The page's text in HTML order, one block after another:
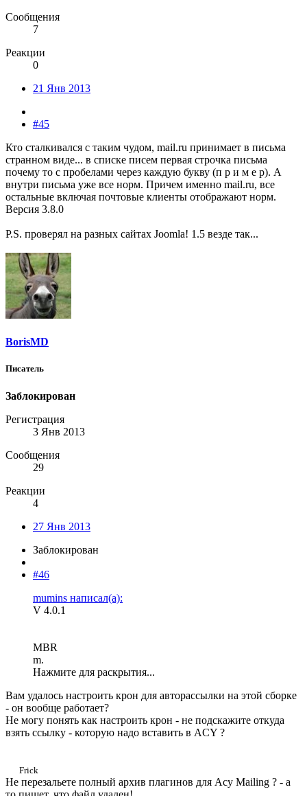
Сообщения
7
Реакции
0
21 Янв 2013
#45
Кто сталкивался с таким чудом, mail.ru принимает в письма
странном виде... в списке писем первая строчка письма
почему то с пробелами через каждую букву (п р и м е р). А
внутри письма уже все норм. Причем именно mail.ru, все
остальные включая почтовые клиенты отображают норм.
Версия 3.8.0
P.S. проверял на разных сайтах Joomla! 1.5 везде так...
BorisMD
Писатель
Заблокирован
Регистрация
3 Янв 2013
Сообщения
29
Реакции
4
27 Янв 2013
Заблокирован
#46
mumins написал(а):
V 4.0.1
MBR
m.
Нажмите для раскрытия...
Вам удалось настроить крон для авторассылки на этой сборке
- он вообще работает?
Не могу понять как настроить крон - не подскажите откуда
взять ссылку - которую надо вставить в ACY ?
Frick
Не перезальете полный архив плагинов для Acy Mailing ? - а